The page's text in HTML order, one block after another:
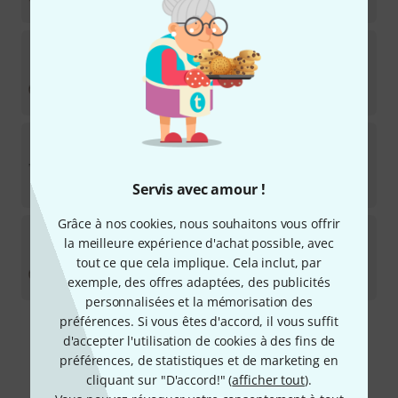
Servis avec amour !
Grâce à nos cookies, nous souhaitons vous offrir
la meilleure expérience d'achat possible, avec
tout ce que cela implique. Cela inclut, par
exemple, des offres adaptées, des publicités
personnalisées et la mémorisation des
préférences. Si vous êtes d'accord, il vous suffit
d'accepter l'utilisation de cookies à des fins de
préférences, de statistiques et de marketing en
cliquant sur "D'accord!" (afficher tout).
RT-2 Headjoint 925 Ag
1
Sur demande
CF 501 Handmade
7.199€
SankyoFT Headjoint 925 Ag
Sur demande
885€
Envoi gratuit à partir de 69 €
Les prix sont indiqués avec TVA comprise